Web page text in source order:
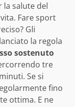
la salute del
Fare sport
Gli
la regola
sostenuto
tre
Se si
fino
ottima. E ne